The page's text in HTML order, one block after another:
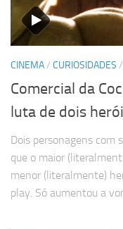
CINEMA/ CURIOSIDADES /
Comercial da
luta de dois
Dois personagens com
que o maior
menor (literalmente)
play. Só aumentou a